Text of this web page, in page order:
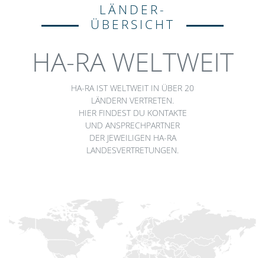
LÄNDER-
ÜBERSICHT
HA-RA WELTWEIT
HA-RA IST WELTWEIT IN ÜBER 20
LÄNDERN VERTRETEN.
HIER FINDEST DU KONTAKTE
UND ANSPRECHPARTNER
DER JEWEILIGEN HA-RA
LANDESVERTRETUNGEN.